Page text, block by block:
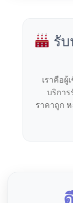
รั
เราคือผู้
บริกา
ราคาถูก